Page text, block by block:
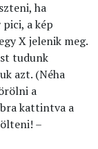
ha
a kép
X jelenik meg.
tudunk
azt. (Néha
a
kattintva a
–